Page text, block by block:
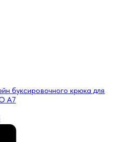
буксировочного крюка для
A7